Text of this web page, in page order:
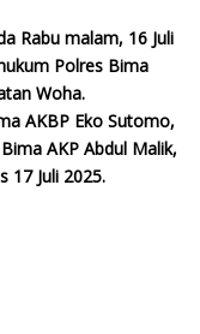
Rabu malam, 16 Juli
Polres Bima
Woha.
AKBP Eko Sutomo,
AKP Abdul Malik,
17 Juli 2025.